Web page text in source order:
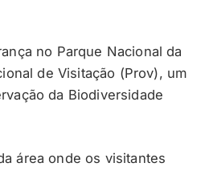
no Parque Nacional da
de Visitação (Prov), um
da Biodiversidade
área onde os visitantes